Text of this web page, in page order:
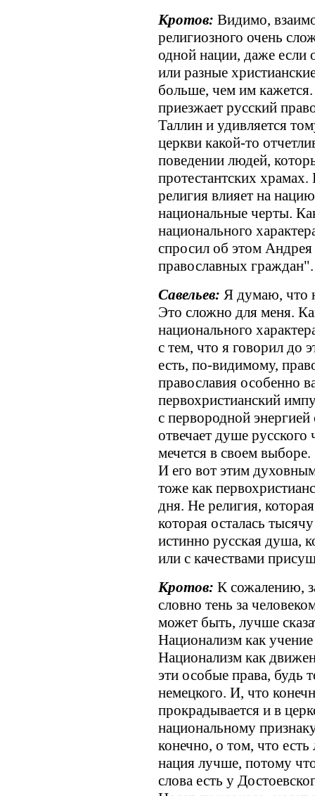
Кротов: Видимо,
религиозного очень
одной нации, даже если
или разные
больше, чем им
приезжает русский
Таллин и удивляется
церкви какой-то
поведении людей,
протестантских
религия влияет на
национальные черты.
национального
спросил об этом
православных граждан".
Савельев: Я думаю, что
Это сложно для меня.
национального
с тем, что я говорил до
есть, по-видимому,
православия особенно
первохристианский
с первородной
отвечает душе русского
мечется в своем выборе.
И его вот этим
тоже как
дня. Не религия,
которая осталась
истинно русская душа,
или с качествами
Кротов: К сожалению,
словно тень за
может быть, лучше
Национализм как
Национализм как
эти особые права, будь
немецкого. И, что
прокрадывается и в
национальному
конечно, о том, что
нация лучше, потому
слова есть у